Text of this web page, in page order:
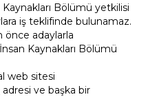
Bölümü yetkilisi
iş teklifinde bulunamaz.
önce adaylarla
Kaynakları Bölümü
web sitesi
adresi ve başka bir